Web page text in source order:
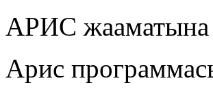
АРИС жааматына
Арис